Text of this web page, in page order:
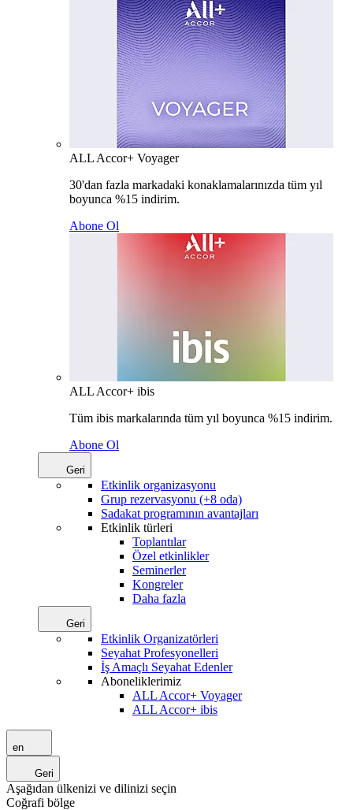
ALL Accor+ Voyager
30'dan fazla markadaki konaklamalarınızda tüm yıl
boyunca %15 indirim.
Abone Ol
ALL Accor+ ibis
Tüm ibis markalarında tüm yıl boyunca %15 indirim.
Abone Ol
Geri
Etkinlik organizasyonu
Grup rezervasyonu (+8 oda)
Sadakat programının avantajları
Etkinlik türleri
Toplantılar
Özel etkinlikler
Seminerler
Kongreler
Daha fazla
Geri
Etkinlik Organizatörleri
Seyahat Profesyonelleri
İş Amaçlı Seyahat Edenler
Aboneliklerimiz
ALL Accor+ Voyager
ALL Accor+ ibis
en
Geri
Aşağıdan ülkenizi ve dilinizi seçin
Coğrafi bölge